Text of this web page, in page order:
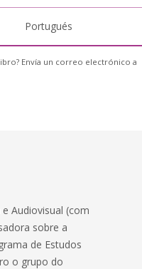
Portugués
Envía un correo electrónico a
Audiovisual (com
sobre a
de Estudos
o grupo do